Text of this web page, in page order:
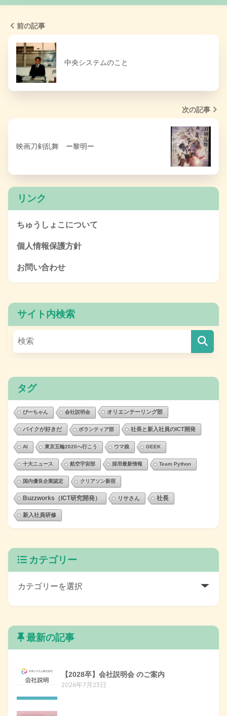
前の記事
中央システムのこと
次の記事
映画刀剣乱舞 ー黎明ー
リンク
ちゅうしょこについて
個人情報保護方針
お問い合わせ
サイト内検索
タグ
ぴーちゃん 会社説明会 オリエンテーリング部
バイクが好きだ ボランティア部 社長と新入社員のICT開発
AI 東京五輪2020へ行こう ウマ娘 GEEK
十大ニュース 航空宇宙部 採用最新情報 Team Python
国内優良企業認定 クリアソン新宿
Buzzworks（ICT研究開発） リサさん 社長
新入社員研修
カテゴリー
最新の記事
【2028卒】会社説明会 のご案内
2026年7月23日